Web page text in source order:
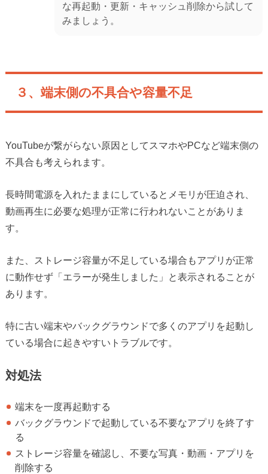
な再起動・更新・キャッシュ削除から試して
みましょう。
３、端末側の不具合や容量不足
YouTubeが繋がらない原因としてスマホやPCなど端末側の
不具合も考えられます。
長時間電源を入れたままにしているとメモリが圧迫され、
動画再生に必要な処理が正常に行われないことがありま
す。
また、ストレージ容量が不足している場合もアプリが正常
に動作せず「エラーが発生しました」と表示されることが
あります。
特に古い端末やバックグラウンドで多くのアプリを起動し
ている場合に起きやすいトラブルです。
対処法
端末を一度再起動する
バックグラウンドで起動している不要なアプリを終了す
る
ストレージ容量を確認し、不要な写真・動画・アプリを
削除する